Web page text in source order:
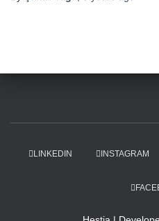
LINKEDIN INSTAGRAM